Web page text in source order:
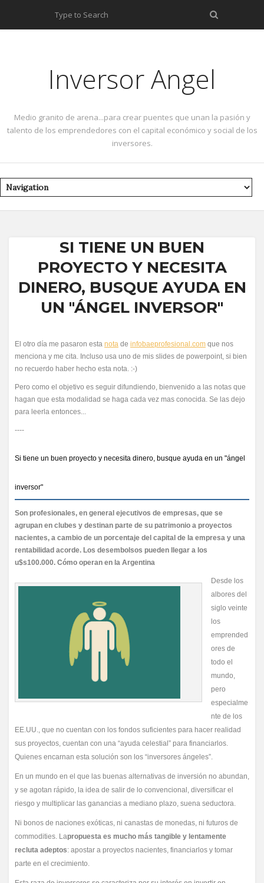
Inversor Angel
Medio granito de arena...para crear puentes que unan la pasión y
talento de los emprendedores con el capital económico y social de los
inversores.
SI TIENE UN BUEN
PROYECTO Y NECESITA
DINERO, BUSQUE AYUDA EN
UN "ÁNGEL INVERSOR"
El otro día me pasaron esta nota de infobaeprofesional.com que nos
menciona y me cita. Incluso usa uno de mis slides de powerpoint, si bien
no recuerdo haber hecho esta nota. :-)
Pero como el objetivo es seguir difundiendo, bienvenido a las notas que
hagan que esta modalidad se haga cada vez mas conocida. Se las dejo
para leerla entonces...
----
Si tiene un buen proyecto y necesita dinero, busque ayuda en un "ángel
inversor"
Son profesionales, en general ejecutivos de empresas, que se
agrupan en clubes y destinan parte de su patrimonio a proyectos
nacientes, a cambio de un porcentaje del capital de la empresa y una
rentabilidad acorde. Los desembolsos pueden llegar a los
u$s100.000. Cómo operan en la Argentina
Desde los
albores del
siglo veinte
los
emprended
ores de
todo el
mundo,
pero
especialme
nte de los
EE.UU., que no cuentan con los fondos suficientes para hacer realidad
sus proyectos, cuentan con una “ayuda celestial” para financiarlos.
Quienes encarnan esta solución son los “inversores ángeles”.
En un mundo en el que las buenas alternativas de inversión no abundan,
y se agotan rápido, la idea de salir de lo convencional, diversificar el
riesgo y multiplicar las ganancias a mediano plazo, suena seductora.
Ni bonos de naciones exóticas, ni canastas de monedas, ni futuros de
commodities. Lapropuesta es mucho más tangible y lentamente
recluta adeptos: apostar a proyectos nacientes, financiarlos y tomar
parte en el crecimiento.